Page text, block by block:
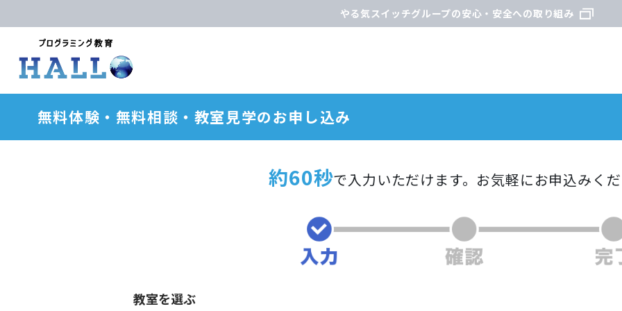
やる気スイッチグループの安心・安全への取り組み
無料体験・無料相談・教室見学のお申し込み
約60秒で入力いただけます。 お気軽にお申込みく
教室を選ぶ